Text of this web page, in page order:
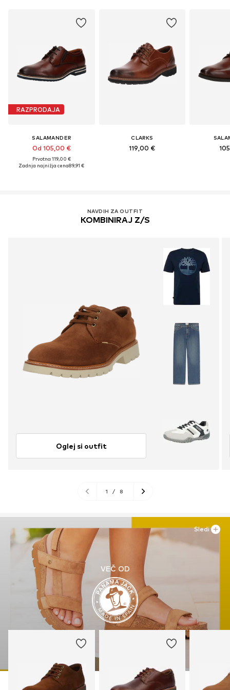
RAZPRODAJA
SALAMANDER
Od 105,00 €
Prvotno: 119,00 €
Zadnja najnižja cena89,91 €
CLARKS
119,00 €
NAVDIH ZA OUTFIT
KOMBINIRAJ Z/S
Oglej si outfit
1 / 8
VEČ OD
Sledi